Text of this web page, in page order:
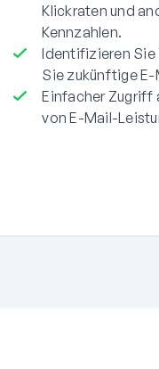
Klickraten und
Kennzahlen.
Identifizieren Sie
Sie zukünftige
Einfacher Zugriff
von E-Mail-